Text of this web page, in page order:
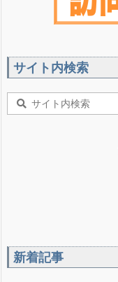
サイト内検索
新着記事